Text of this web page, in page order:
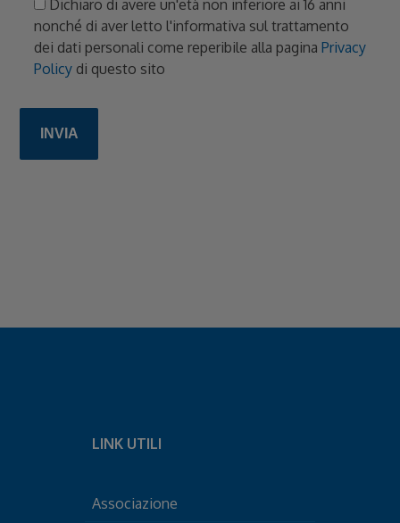
Dichiaro di avere un'età non inferiore ai 16 anni
nonché di aver letto l'informativa sul trattamento
dei dati personali come reperibile alla paginaPrivacy
Policy di questo sito
LINK UTILI
Associazione